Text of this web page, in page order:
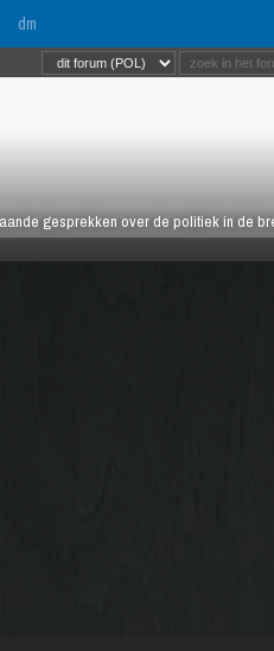
dm
gesprekken over de politiek in de